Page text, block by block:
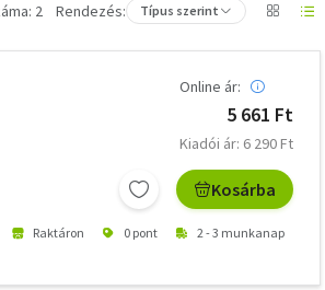
2 Rendezés: Típus szerint
Online ár:
5 661 Ft
Kiadói ár: 6 290 Ft
Kosárba
Raktáron 0 pont 2 - 3 munkanap